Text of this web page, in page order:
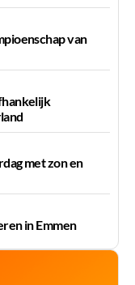
van
met zon en
in Emmen